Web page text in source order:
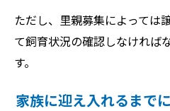
ただし、里親募集によっては
て飼育状況の確認しなければ
す。
家族に迎え入れるまで